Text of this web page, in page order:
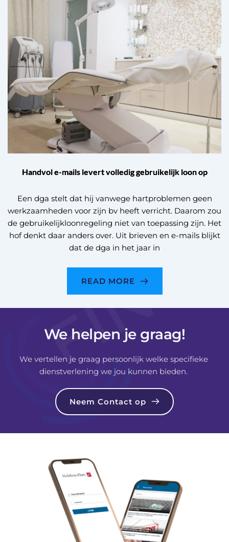
Handvol e-mails levert volledig gebruikelijk loon op
Een dga stelt dat hij vanwege hartproblemen geen
werkzaamheden voor zijn bv heeft verricht. Daarom zou
de gebruikelijkloonregeling niet van toepassing zijn. Het
hof denkt daar anders over. Uit brieven en e-mails blijkt
dat de dga in het jaar in
READ MORE
We helpen je graag!
We vertellen je graag persoonlijk welke specifieke
dienstverlening we jou kunnen bieden.
Neem Contact op